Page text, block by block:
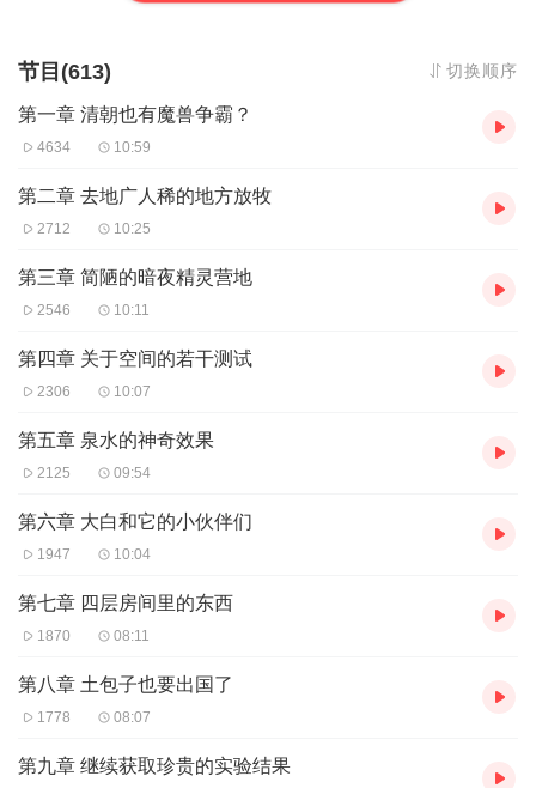
节目(613) 切换顺序
第一章 清朝也有魔兽争霸？
4634 10:59
第二章 去地广人稀的地方放牧
2712 10:25
第三章 简陋的暗夜精灵营地
2546 10:11
第四章 关于空间的若干测试
2306 10:07
第五章 泉水的神奇效果
2125 09:54
第六章 大白和它的小伙伴们
1947 10:04
第七章 四层房间里的东西
1870 08:11
第八章 土包子也要出国了
1778 08:07
第九章 继续获取珍贵的实验结果